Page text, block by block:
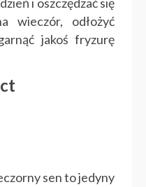
wieczór, odłożyć
jakoś fryzurę
sen to jedyny